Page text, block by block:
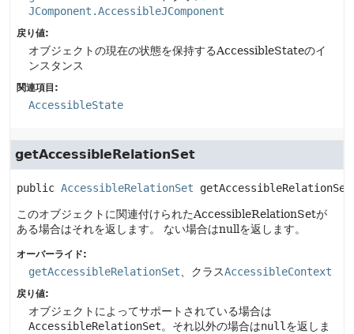
JComponent.AccessibleJComponent
戻り値:
オブジェクトの現在の状態を保持するAccessibleStateのイ
ンスタンス
関連項目:
AccessibleState
getAccessibleRelationSet
public AccessibleRelationSet getAccessibleRelationSet
このオブジェクトに関連付けられたAccessibleRelationSetが
ある場合はそれを返します。
ない場合はnullを返します。
オーバーライド:
getAccessibleRelationSet 、クラスAccessibleContext
戻り値:
オブジェクトによってサポートされている場合は
AccessibleRelationSet。それ以外の場合はnull を返しま